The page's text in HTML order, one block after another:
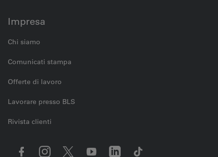
Impresa
Chi siamo
Comunicati stampa
Offerte di lavoro
Lavorare presso BLS
Rivista clienti